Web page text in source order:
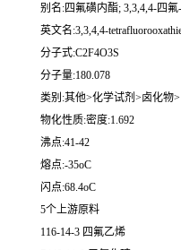
别名:四氟磺内酯; 3,3,4,4-四
英文名:3,3,4,4-
分子式:C2F4O3S
分子量:180.078
类别:其他>化学试剂>卤化物>
物化性质:密度:1.692
沸点:41-42
熔点:-35oC
闪点:68.4oC
5个上游原料
116-14-3 四氟乙烯